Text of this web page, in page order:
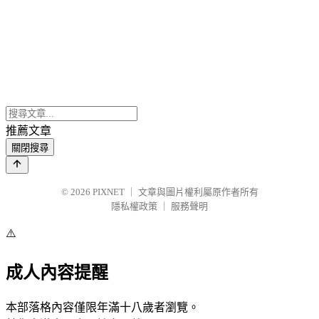
推薦文章
關閉搜尋
© 2026 PIXNET
文章與圖片權利屬原作者所有
隱私權政策
服務聲明
⚠️
成人內容提醒
本部落格內容僅限年滿十八歲者瀏覽。